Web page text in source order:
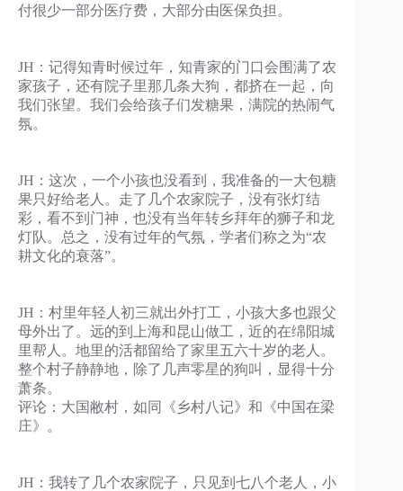
付很少一部分医疗费，大部分由医保负担。
JH：记得知青时候过年，知青家的门口会围满了农
家孩子，还有院子里那几条大狗，都挤在一起，向
我们张望。我们会给孩子们发糖果，满院的热闹气
氛。
JH：这次，一个小孩也没看到，我准备的一大包糖
果只好给老人。走了几个农家院子，没有张灯结
彩，看不到门神，也没有当年转乡拜年的狮子和龙
灯队。总之，没有过年的气氛，学者们称之为“农
耕文化的衰落”。
JH：村里年轻人初三就出外打工，小孩大多也跟父
母外出了。远的到上海和昆山做工，近的在绵阳城
里帮人。地里的活都留给了家里五六十岁的老人。
整个村子静静地，除了几声零星的狗叫，显得十分
萧条。
评论：大国敝村，如同《乡村八记》和《中国在梁
庄》。
JH：我转了几个农家院子，只见到七八个老人，小